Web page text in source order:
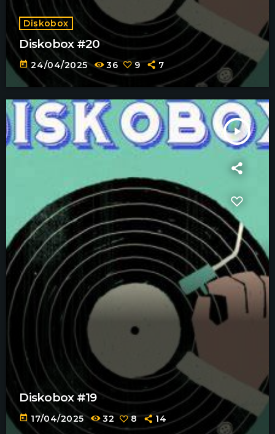
Diskobox
Diskobox #20
today 24/04/2025 36 9 7
play_arrow
Diskobox #19
today 17/04/2025 32 8 14